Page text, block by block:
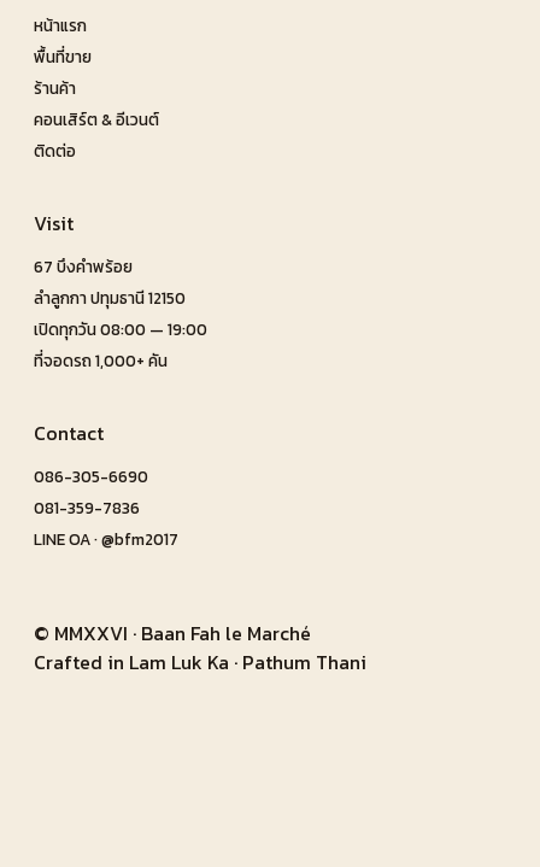
หน้าแรก
พื้นที่ขาย
ร้านค้า
คอนเสิร์ต & อีเวนต์
ติดต่อ
Visit
67 บึงคำพร้อย
ลำลูกกา ปทุมธานี 12150
เปิดทุกวัน 08:00 — 19:00
ที่จอดรถ 1,000+ คัน
Contact
086-305-6690
081-359-7836
LINE OA · @bfm2017
© MMXXVI · Baan Fah le Marché
Crafted in Lam Luk Ka · Pathum Thani